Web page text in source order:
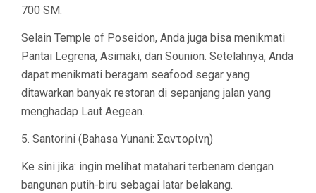
700 SM.
Selain Temple of Poseidon, Anda juga bisa menikmati
Pantai Legrena, Asimaki, dan Sounion. Setelahnya, Anda
dapat menikmati beragam seafood segar yang
ditawarkan banyak restoran di sepanjang jalan yang
menghadap Laut Aegean.
5. Santorini (Bahasa Yunani: Σαντορίνη)
Ke sini jika: ingin melihat matahari terbenam dengan
bangunan putih-biru sebagai latar belakang.